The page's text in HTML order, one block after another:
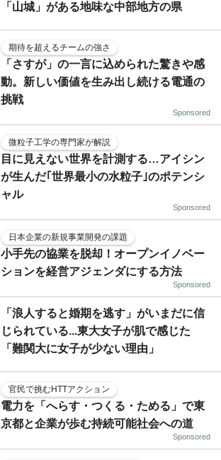
「山城」がある地味な中部地方の県
期待を超えるチームの強さ
「さすが」の一言に込められた驚きや感
動。新しい価値を生み出し続ける電通の
挑戦
Sponsored
微粒子工学の専門家が解説
目に見えない世界を計測する…アイシン
が生んだ｢世界最小の水粒子｣のポテンシ
ャル
Sponsored
日本企業の新規事業開発の課題
小手先の協業を脱却！オープンイノベー
ションを経営アジェンダにする方法
Sponsored
「浪人すると婚期を逃す」がいまだに信
じられている...東大女子が肌で感じた
「難関大に女子が少ない理由」
官民で挑むHTTアクション
電力を「へらす・つくる・ためる」で東
京都と企業が歩む持続可能社会への道
Sponsored